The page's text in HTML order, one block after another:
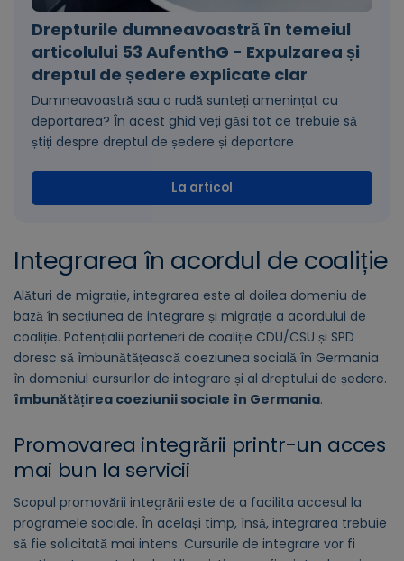
Drepturile dumneavoastră în temeiul
articolului 53 AufenthG - Expulzarea și
dreptul de ședere explicate clar
Dumneavoastră sau o rudă sunteți amenințat cu
deportarea? În acest ghid veți găsi tot ce trebuie să
știți despre dreptul de ședere și deportare
La articol
Integrarea în acordul de coaliție
Alături de migrație, integrarea este al doilea domeniu de
bază în secțiunea de integrare și migrație a acordului de
coaliție. Potențialii parteneri de coaliție CDU/CSU și SPD
doresc să îmbunătățească coeziunea socială în Germania
în domeniul cursurilor de integrare și al dreptului de ședere.
îmbunătățirea coeziunii sociale în Germania.
Promovarea integrării printr-un acces
mai bun la servicii
Scopul promovării integrării este de a facilita accesul la
programele sociale. În același timp, însă, integrarea trebuie
să fie solicitată mai intens. Cursurile de integrare vor fi